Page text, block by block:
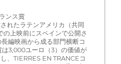
ンス賞
れたラテンアメリカ（共同
上映前にスペインで公開さ
編映画から成る部門横断コ
は3,000ユーロ（3）の価値が
、TIERRES EN TRANCEコ